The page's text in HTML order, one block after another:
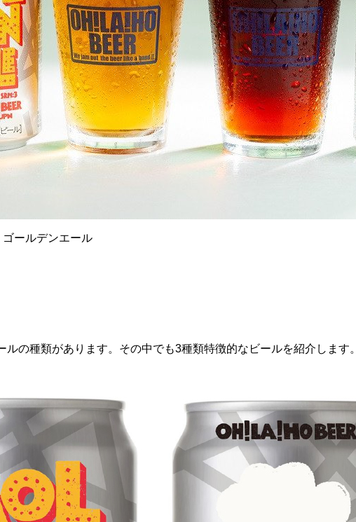
ールデンエール
ルの種類があります。その中でも3種類特徴的なビールを紹介します。